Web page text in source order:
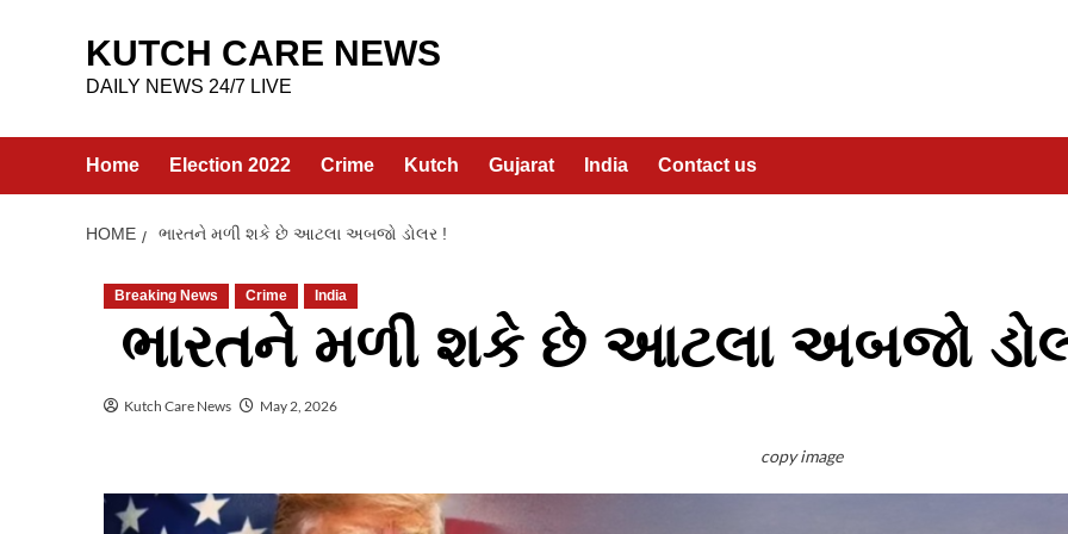
KUTCH CARE NEWS
DAILY NEWS 24/7 LIVE
Home Election 2022 Crime Kutch Gujarat India Contact us
HOME ભારતને મળી શકે છે આટલા અબજો ડોલર !
Breaking News Crime India
ભારતને મળી શકે છે આટલા અબજો
Kutch Care News May 2, 2026
copy image